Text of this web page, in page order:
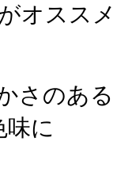
オスス
さのあ
味に